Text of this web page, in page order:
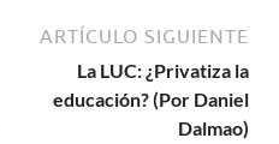
ARTÍCULO SIGUIENTE
La LUC: ¿Privatiza la
educación? (Por Daniel
Dalmao)